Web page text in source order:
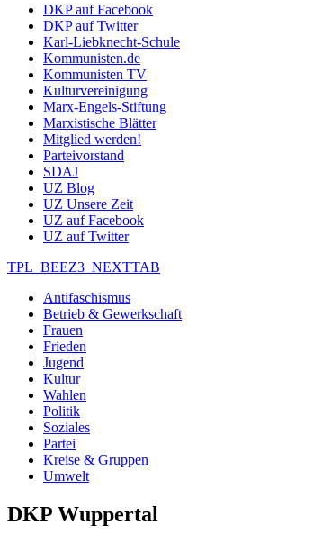
DKP auf Facebook
DKP auf Twitter
Karl-Liebknecht-Schule
Kommunisten.de
Kommunisten TV
Kulturvereinigung
Marx-Engels-Stiftung
Marxistische Blätter
Mitglied werden!
Parteivorstand
SDAJ
UZ Blog
UZ Unsere Zeit
UZ auf Facebook
UZ auf Twitter
TPL_BEEZ3_NEXTTAB
Antifaschismus
Betrieb & Gewerkschaft
Frauen
Frieden
Jugend
Kultur
Wahlen
Politik
Soziales
Partei
Kreise & Gruppen
Umwelt
DKP Wuppertal